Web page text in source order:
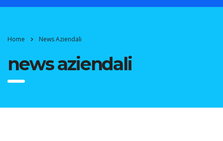
Home News Aziendali
news aziendali